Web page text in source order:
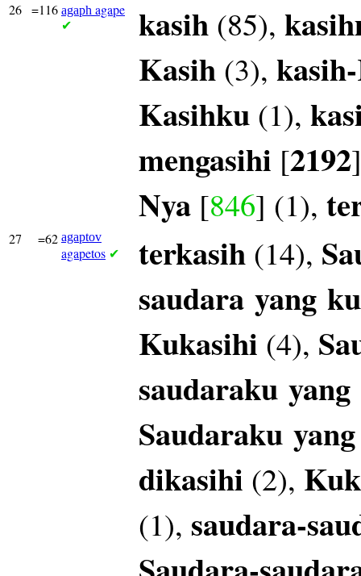
26 =116 agaph agape
✔ kasih (85),
Kasih (3),
Kasihku (1),
mengasihi [2192
Nya [846] (1),
27 =62 agaptov
agapetos ✔ terkasih (14),
saudara yang
Kukasihi (4),
saudaraku yang
Saudaraku yang
dikasihi (2),
(1), saudara-